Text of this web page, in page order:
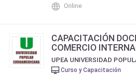
Online
CAPACITACIÓN
COMERCIO
Curso y Capacitación